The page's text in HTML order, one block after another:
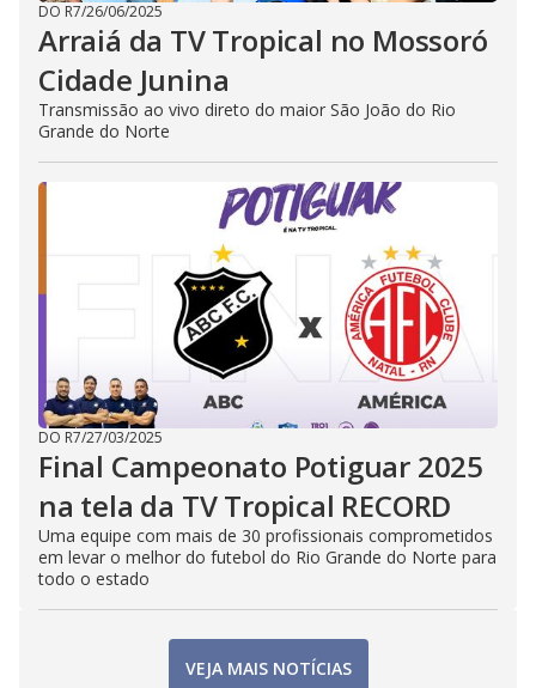
DO R7/26/06/2025
Arraiá da TV Tropical no Mossoró
Cidade Junina
Transmissão ao vivo direto do maior São João do Rio
Grande do Norte
DO R7/27/03/2025
Final Campeonato Potiguar 2025
na tela da TV Tropical RECORD
Uma equipe com mais de 30 profissionais comprometidos
em levar o melhor do futebol do Rio Grande do Norte para
todo o estado
VEJA MAIS NOTÍCIAS